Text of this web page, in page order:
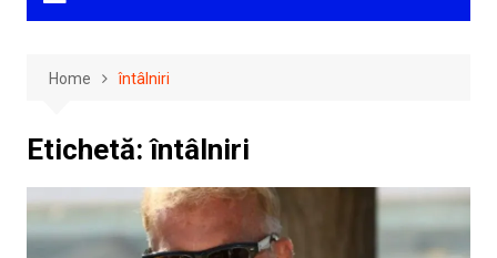
Home întâlniri
Etichetă:întâlniri